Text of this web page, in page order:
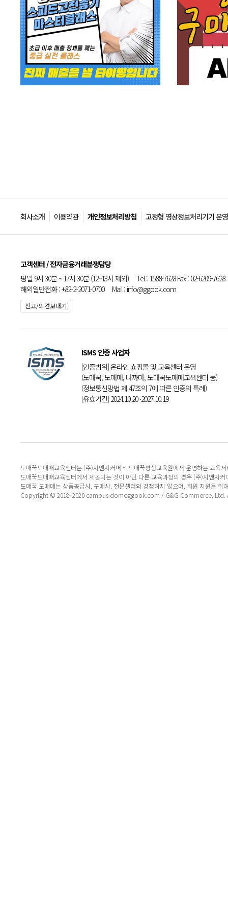
회사소개 이용약관 개인정보처리방침 고정형 영상정보처리기기 운
고객센터 / 전자금융거래분쟁담당
평일 9시 30분 ~ 17시 30분 (12~13시 제외) Tel : 1588-7628 Fax : 02-6209-7628
해외일반전화 : +82-2-2071-0700 Mail : info@ggook.com
신고/의견보내기
ISMS 인증 사업자
[인증범위] 온라인 쇼핑몰 및 교육센터 운영
(도매꾹, 도매매, 나까마, 도매꾹도매매교육센터 등)
(정보통신망법 제 47조의 7에 따른 인증의 특례)
[유효기간] 2024.10.20~2027.10.19
도매꾹도매매교육센터는 (주)지앤지커머스 도매꾹평생교육원에서 운영하는 교육
도매꾹도매매교육센터에서 제공되는 것이 아닌 다른 교육과정의 경우 (주)지앤지
도매꾹 도매매는 상품공급사, 구매사, 전문셀러와 경쟁하지 않으며, 회원 지원을 위
Copyright © 2018~2020 campus.domeggook.com / G&G Commerce, Ltd.